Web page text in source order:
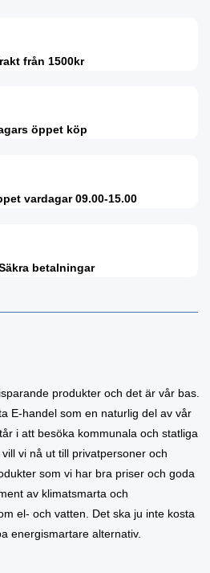
från 1500kr
öppet köp
vardagar 09.00-15.00
betalningar
produkter och det är vår bas.
E-handel som en naturlig del av vår
i att besöka kommunala och statliga
vi nå ut till privatpersoner och
som vi har bra priser och goda
av klimatsmarta och
el- och vatten. Det ska ju inte kosta
energismartare alternativ.